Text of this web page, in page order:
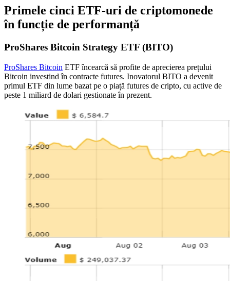
Primele cinci ETF-uri de criptomonede
în funcție de performanță
ProShares Bitcoin Strategy ETF (BITO)
ProShares Bitcoin ETF încearcă să profite de aprecierea prețului
Bitcoin investind în contracte futures. Inovatorul BITO a devenit
primul ETF din lume bazat pe o piață futures de cripto, cu active de
peste 1 miliard de dolari gestionate în prezent.